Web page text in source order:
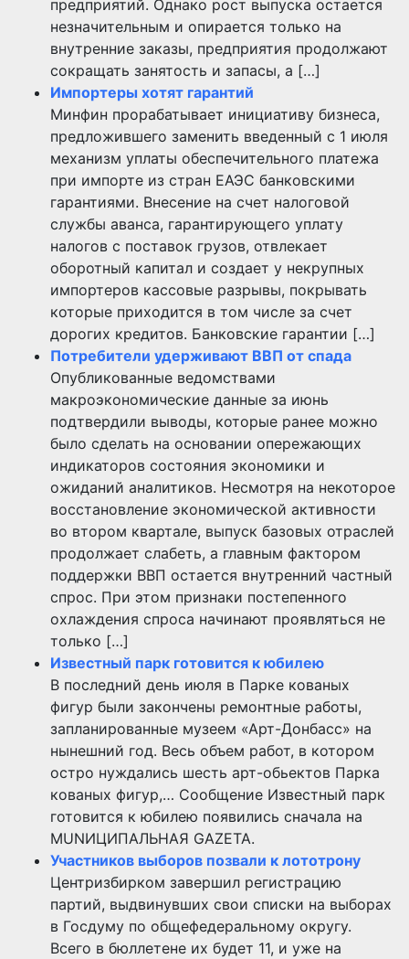
предприятий. Однако рост выпуска остается
незначительным и опирается только на
внутренние заказы, предприятия продолжают
сокращать занятость и запасы, а […]
Импортеры хотят гарантий
Минфин прорабатывает инициативу бизнеса,
предложившего заменить введенный с 1 июля
механизм уплаты обеспечительного платежа
при импорте из стран ЕАЭС банковскими
гарантиями. Внесение на счет налоговой
службы аванса, гарантирующего уплату
налогов с поставок грузов, отвлекает
оборотный капитал и создает у некрупных
импортеров кассовые разрывы, покрывать
которые приходится в том числе за счет
дорогих кредитов. Банковские гарантии […]
Потребители удерживают ВВП от спада
Опубликованные ведомствами
макроэкономические данные за июнь
подтвердили выводы, которые ранее можно
было сделать на основании опережающих
индикаторов состояния экономики и
ожиданий аналитиков. Несмотря на некоторое
восстановление экономической активности
во втором квартале, выпуск базовых отраслей
продолжает слабеть, а главным фактором
поддержки ВВП остается внутренний частный
спрос. При этом признаки постепенного
охлаждения спроса начинают проявляться не
только […]
Известный парк готовится к юбилею
В последний день июля в Парке кованых
фигур были закончены ремонтные работы,
запланированные музеем «Арт-Донбасс» на
нынешний год. Весь объем работ, в котором
остро нуждались шесть арт-обьектов Парка
кованых фигур,… Сообщение Известный парк
готовится к юбилею появились сначала на
MUNИЦИПАЛЬНАЯ GAZЕТА.
Участников выборов позвали к лототрону
Центризбирком завершил регистрацию
партий, выдвинувших свои списки на выборах
в Госдуму по общефедеральному округу.
Всего в бюллетене их будет 11, и уже на